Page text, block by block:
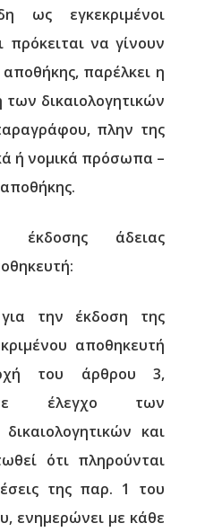
ως εγκεκριμένοι
πρόκειται να γίνουν
αποθήκης, παρέλκει η
δικαιολογητικών
πλην της
ή νομικά πρόσωπα –
έκδοσης άδειας
την έκδοση της
αποθηκευτή
του άρθρου 3,
έλεγχο των
και
ότι πληρούνται
της παρ. 1 του
ενημερώνει με κάθε